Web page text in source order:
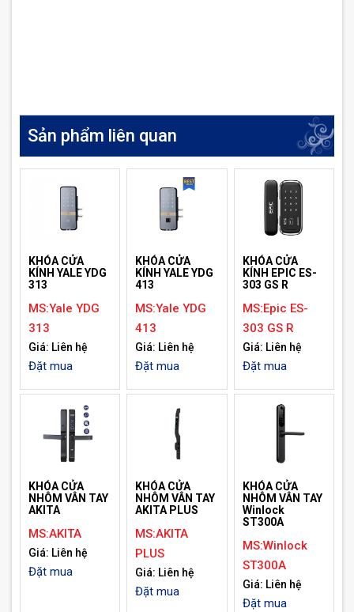
Sản phẩm liên quan
KHÓA CỬA
KÍNH YALE YDG
313
MS:Yale YDG
313
Giá: Liên hệ
Đặt mua
KHÓA CỬA
KÍNH YALE YDG
413
MS:Yale YDG
413
Giá: Liên hệ
Đặt mua
KHÓA CỬA
KÍNH EPIC ES-
303 GS R
MS:Epic ES-
303 GS R
Giá: Liên hệ
Đặt mua
KHÓA CỬA
NHÔM VÂN TAY
AKITA
MS:AKITA
Giá: Liên hệ
Đặt mua
KHÓA CỬA
NHÔM VÂN TAY
AKITA PLUS
MS:AKITA
PLUS
Giá: Liên hệ
Đặt mua
KHÓA CỬA
NHÔM VÂN TAY
Winlock
ST300A
MS:Winlock
ST300A
Giá: Liên hệ
Đặt mua